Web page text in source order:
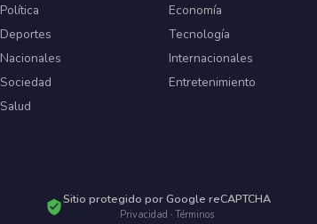
Política
Economía
Deportes
Tecnología
Nacionales
Internacionales
Sociedad
Entretenimiento
Salud
Sitio protegido por Google reCAPTCHA
Privacidad · Términos